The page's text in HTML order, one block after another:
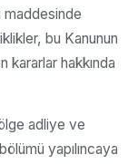
maddesinde
bu Kanunun
kararlar hakkında
adliye ve
yapılıncaya